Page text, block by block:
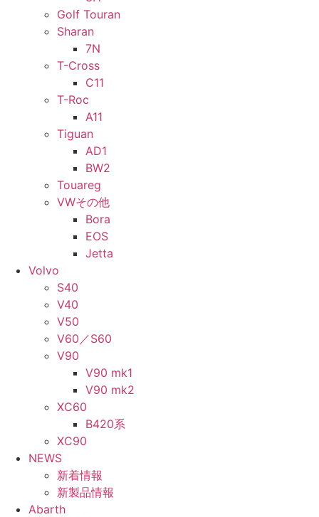
Golf Touran
Sharan
7N
T-Cross
C11
T-Roc
A11
Tiguan
AD1
BW2
Touareg
VWその他
Bora
EOS
Jetta
Volvo
S40
V40
V50
V60／S60
V90
V90 mk1
V90 mk2
XC60
B420系
XC90
NEWS
新着情報
新製品情報
Abarth